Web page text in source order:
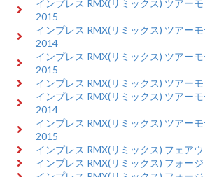
インプレス RMX(リミックス) ツアー
2015
インプレス RMX(リミックス) ツアー
2014
インプレス RMX(リミックス) ツアー
2015
インプレス RMX(リミックス) ツアー
インプレス RMX(リミックス) ツアー
2014
インプレス RMX(リミックス) ツアー
2015
インプレス RMX(リミックス) フェア
インプレス RMX(リミックス) フォー